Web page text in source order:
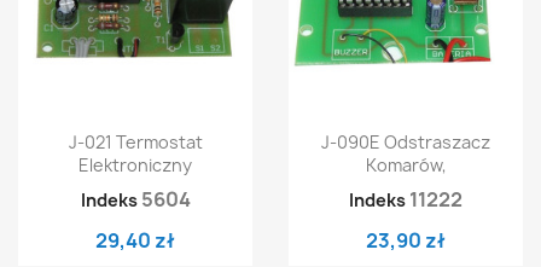
J-021 Termostat
Elektroniczny
Indeks 5604
29,40 zł
J-090E Odstraszacz
Komarów,
Indeks 11222
23,90 zł